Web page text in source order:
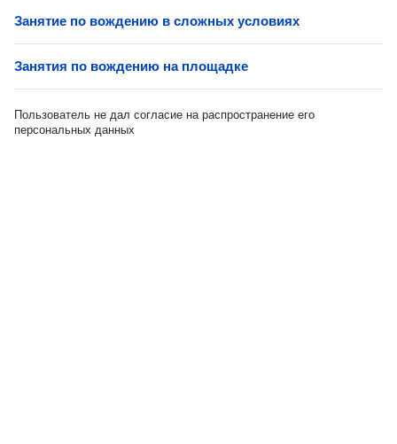
Занятие по вождению в сложных условиях
Занятия по вождению на площадке
Пользователь не дал согласие на распространение его
персональных данных